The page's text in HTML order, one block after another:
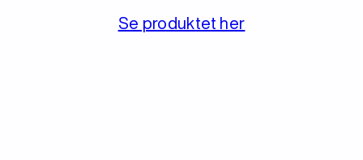
Se produktet her